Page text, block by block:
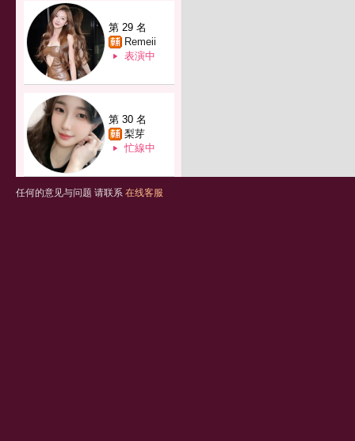
第 29 名
Remeii
表演中
第 30 名
梨芽
忙線中
任何的意见与问题 请联系 在线客服